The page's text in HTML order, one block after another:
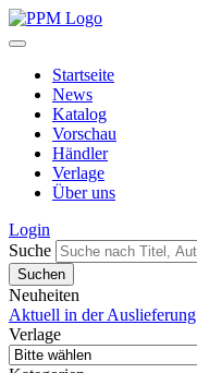
Startseite
News
Katalog
Vorschau
Händler
Verlage
Über uns
Login
Suche
Neuheiten
Aktuell in der Auslieferung
Verlage